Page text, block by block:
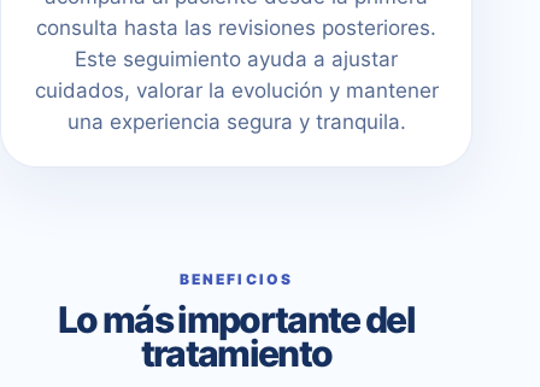
consulta hasta las revisiones posteriores.
Este seguimiento ayuda a ajustar
cuidados, valorar la evolución y mantener
una experiencia segura y tranquila.
BENEFICIOS
Lo más importante del
tratamiento